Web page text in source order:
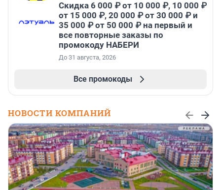
Скидка 6 000 ₽ от 10 000 ₽, 10 000 ₽
от 15 000 ₽, 20 000 ₽ от 30 000 ₽ и
35 000 ₽ от 50 000 ₽ на первый и
все повторные заказы по
промокоду НАБЕРИ
До 31 августа, 2026
Все промокоды
НОВОСТИ КОМПАНИЙ